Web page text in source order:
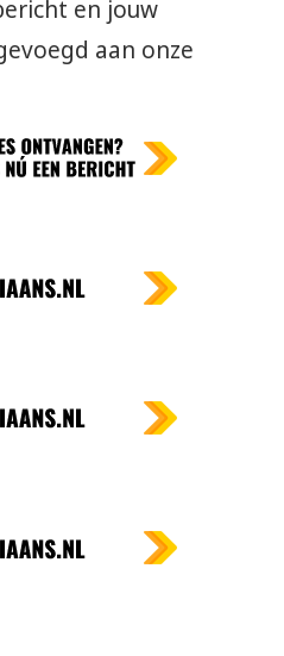
en jouw
aan onze